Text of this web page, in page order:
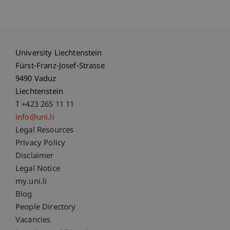
University Liechtenstein
Fürst-Franz-Josef-Strasse
9490 Vaduz
Liechtenstein
T +423 265 11 11
info@uni.li
Fußzeile Rechtliche Hinweise
Legal Resources
Privacy Policy
Disclaimer
Legal Notice
Fußzeile Subdomain-Verzeichnis
my.uni.li
Blog
People Directory
Vacancies